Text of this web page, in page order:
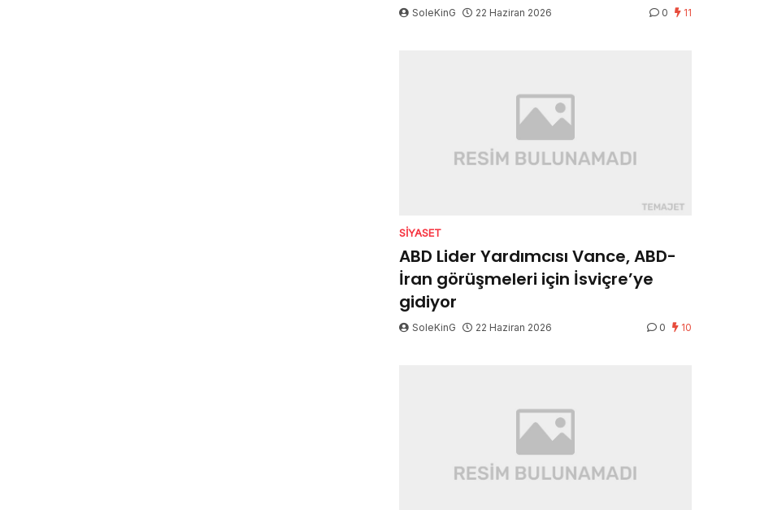
SoleKinG 22 Haziran 2026 0 11
SIYASET
ABD Lider Yardımcısı Vance, ABD-
İran görüşmeleri için İsviçre’ye
gidiyor
SoleKinG 22 Haziran 2026 0 10